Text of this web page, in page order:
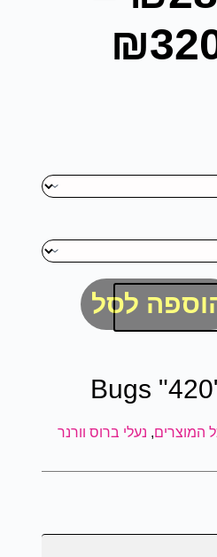
₪
לסל
Bugs
המוצרים, נעלי ברוס וורנר